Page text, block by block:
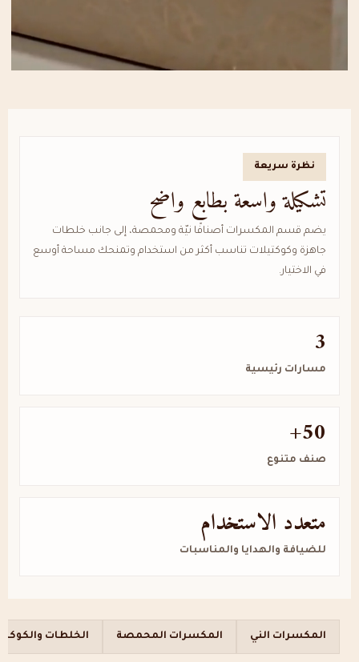
نظرة سريعة
تشكيلة واسعة بطابع واضح
يضم قسم المكسرات أصنافًا نيّة ومحمصة، إلى جانب خلطات
جاهزة وكوكتيلات تناسب أكثر من استخدام وتمنحك مساحة أوسع
في الاختيار.
3
مسارات رئيسية
50+
صنف متنوع
متعدد الاستخدام
للضيافة والهدايا والمناسبات
المكسرات الني المكسرات المحمصة الخلطات